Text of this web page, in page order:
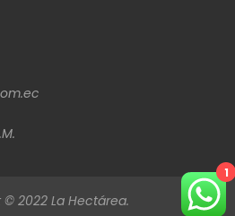
2022 La Hectárea.
1